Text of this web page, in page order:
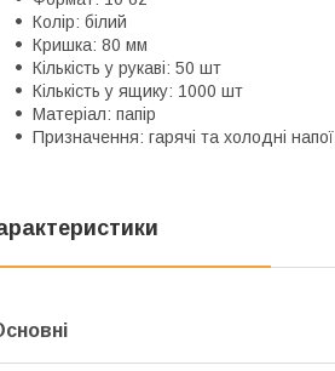
Колір: білий
Кришка: 80 мм
Кількість у рукаві: 50 шт
Кількість у ящику: 1000 шт
Матеріал: папір
Призначення: гарячі та холодні напої